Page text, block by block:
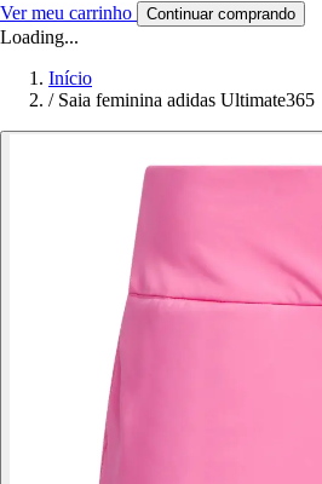
Ver meu carrinho Continuar comprando
Loading...
Início
/ Saia feminina adidas Ultimate365